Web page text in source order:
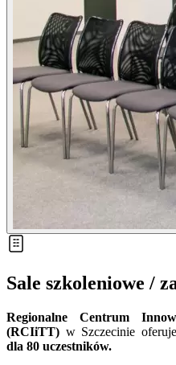
Sale szkoleniowe /
Regionalne Centrum
(RCIiTT) w Szczecinie oferuje
dla 80 uczestników.